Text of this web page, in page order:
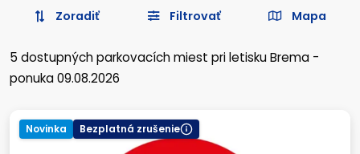
Zoradiť Filtrovať Mapa
5 dostupných parkovacích miest pri letisku Brema -
ponuka 09.08.2026
Novinka Bezplatná zrušenie